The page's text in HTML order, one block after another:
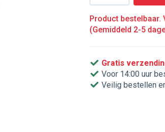
Product bestelbaar.
(Gemiddeld 2-5
Gratis
Voor 14:00 uur
Veilig bestellen